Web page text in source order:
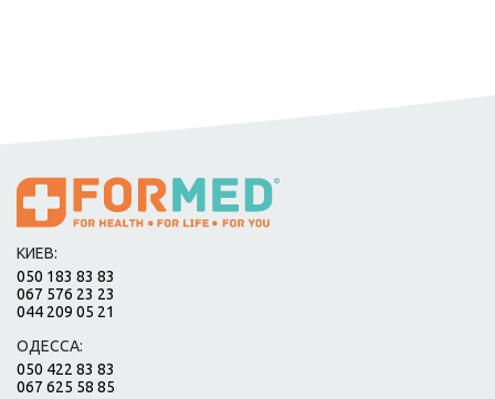
КИЕВ:
050 183 83 83
067 576 23 23
044 209 05 21
ОДЕССА:
050 422 83 83
067 625 58 85